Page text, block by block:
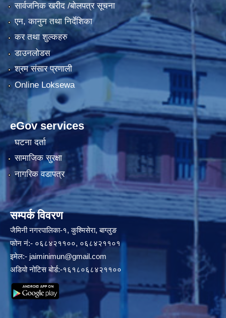
सार्वजनिक खरीद /बोलपत्र सूचना
एन, कानुन तथा निर्देशिका
कर तथा शुल्कहरु
डाउनलोडस
श्रम संसार प्रणाली
Online Loksewa
eGov services
घटना दर्ता
सामाजिक सुरक्षा
नागरिक वडापत्र
सम्पर्क विवरण
जैमिनी नगरपालिका-१, कुश्मिसेरा, बाग्लुङ
फोन नं:- ०६८४२११००, ०६८४२११०१
इमेल:- jaiminimun@gmail.com
अडियो नोटिस बोर्ड:-१६१८०६८४२११००